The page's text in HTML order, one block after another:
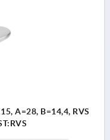
A=28, B=14,4, RVS